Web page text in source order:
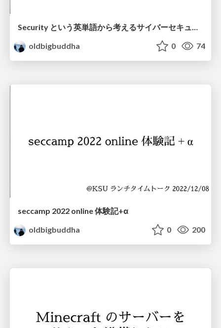
Security という英単語から考えるサイバーセキュリティ
oldbigbuddha
0 74
seccamp 2022 online 体験記+α
oldbigbuddha
0 200